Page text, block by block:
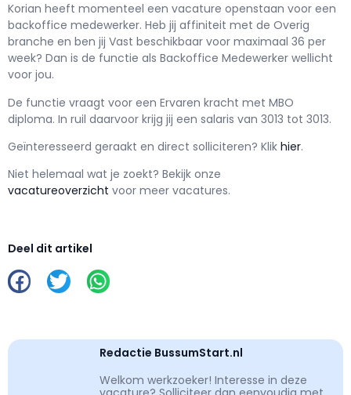
Korian heeft momenteel een vacature openstaan voor een
backoffice medewerker. Heb jij affiniteit met de Overig
branche en ben jij Vast beschikbaar voor maximaal 36 per
week? Dan is de functie als Backoffice Medewerker wellicht
voor jou.
De functie vraagt voor een Ervaren kracht met MBO
diploma. In ruil daarvoor krijg jij een salaris van 3013 tot 3013.
Geïnteresseerd geraakt en direct solliciteren? Klik hier.
Niet helemaal wat je zoekt? Bekijk onze
vacatureoverzicht voor meer vacatures.
Deel dit artikel
Redactie BussumStart.nl
Welkom werkzoeker! Interesse in deze